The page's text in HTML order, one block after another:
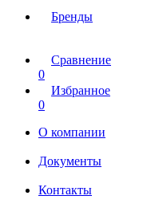
Бренды
Сравнение
0
Избранное
0
О компании
Документы
Контакты